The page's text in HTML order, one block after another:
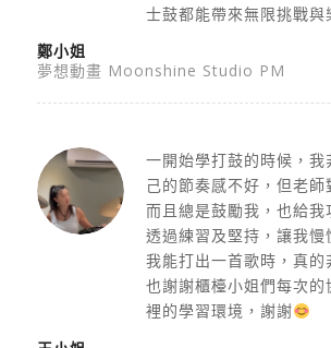
士鼓都能帶來無限挑戰與
鄭小姐
夢想動畫 Moonshine Studio PM
一開始學打鼓的時候，我
己的節奏感不好，但老師
而且總是鼓勵我，也給我
透過練習及堅持，讓我慢
我能打出一首歌時，真的
也謝謝櫃檯小姐們每次的
裡的學習環境，謝謝